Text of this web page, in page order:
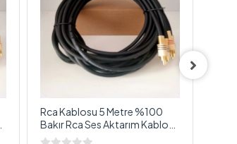
Rca Kablosu 5 Metre %100
Bakır Rca Ses Aktarım Kablosu
El Yapımı 5 Metre